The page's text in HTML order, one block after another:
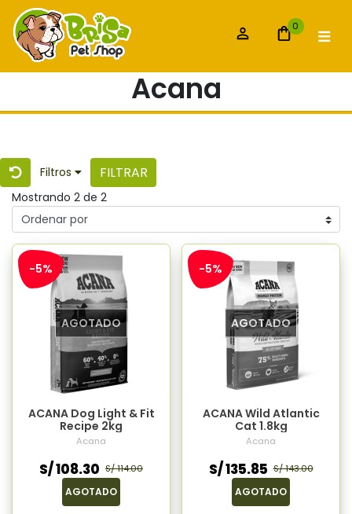
0
Acana
Filtros FILTRAR
Mostrando 2 de 2
-5%
AGOTADO
ACANA Dog Light & Fit
Recipe 2kg
Acana
S/ 114.00
S/ 108.30
AGOTADO
-5%
AGOTADO
ACANA Wild Atlantic
Cat 1.8kg
Acana
S/ 143.00
S/ 135.85
AGOTADO